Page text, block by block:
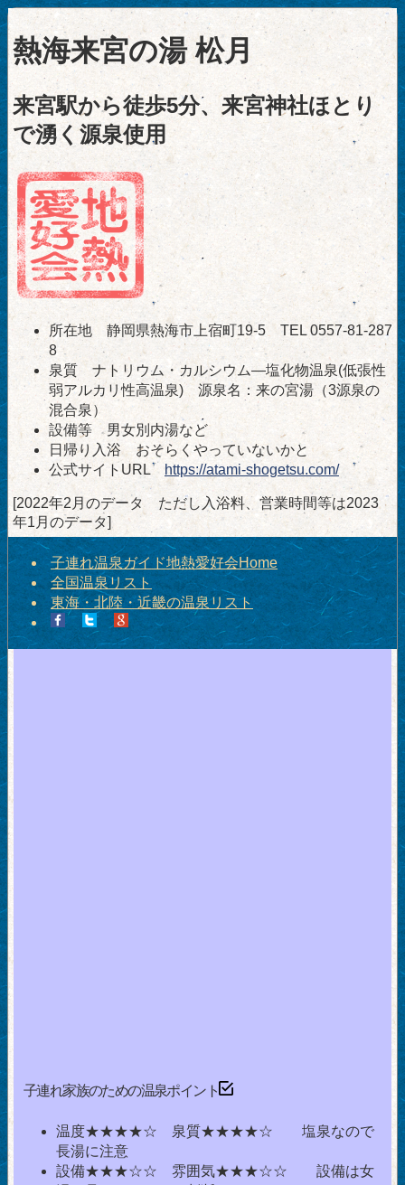
熱海来宮の湯 松月
来宮駅から徒歩5分、来宮神社ほとり
で湧く源泉使用
所在地 静岡県熱海市上宿町19-5 TEL 0557-81-287
8
泉質 ナトリウム・カルシウム―塩化物温泉(低張性
弱アルカリ性高温泉) 源泉名：来の宮湯（3源泉の
混合泉）
設備等 男女別内湯など
日帰り入浴 おそらくやっていないかと
公式サイトURL https://atami-shogetsu.com/
[2022年2月のデータ ただし入浴料、営業時間等は2023
年1月のデータ]
子連れ温泉ガイド地熱愛好会Home
全国温泉リスト
東海・北陸・近畿の温泉リスト
子連れ家族のための温泉ポイント
温度★★★★☆ 泉質★★★★☆ 塩泉なので
長湯に注意
設備★★★☆☆ 雰囲気★★★☆☆ 設備は女